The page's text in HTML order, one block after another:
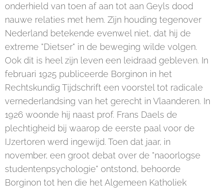
onderhield van toen af aan tot aan Geyls dood
nauwe relaties met hem. Zijn houding tegenover
Nederland betekende evenwel niet, dat hij de
extreme "Dietser" in de beweging wilde volgen.
Ook dit is heel zijn leven een leidraad gebleven. In
februari 1925 publiceerde Borginon in het
Rechtskundig Tijdschrift een voorstel tot radicale
vernederlandsing van het gerecht in Vlaanderen. In
1926 woonde hij naast prof. Frans Daels de
plechtigheid bij waarop de eerste paal voor de
IJzertoren werd ingewijd. Toen dat jaar, in
november, een groot debat over de "naoorlogse
studentenpsychologie" ontstond, behoorde
Borginon tot hen die het Algemeen Katholiek